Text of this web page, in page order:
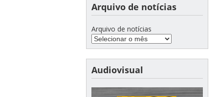
Arquivo de notícias
Arquivo de notícias
Audiovisual